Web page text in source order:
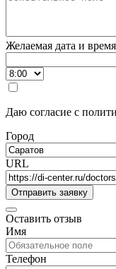
Желаемая дата и
Даю согласие с
Город
URL
Оставить отзыв
Имя
Телефон